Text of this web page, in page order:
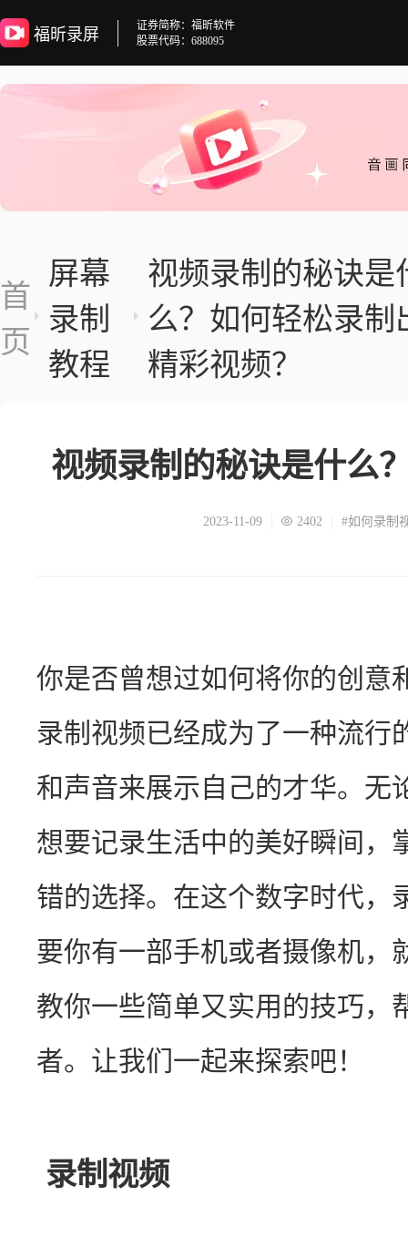
福昕录屏
证券简称：福昕软件
股票代码：688095
首
页
屏幕
录制
教程
视频录制的秘诀是
么？如何轻松录制
精彩视频？
视频录制的秘诀是什么
2023-11-09 2402 #如何录制
你是否曾想过如何将你的创意
录制视频已经成为了一种流行
和声音来展示自己的才华。无
想要记录生活中的美好瞬间，
错的选择。在这个数字时代，
要你有一部手机或者摄像机，
教你一些简单又实用的技巧，
者。让我们一起来探索吧！
录制视频